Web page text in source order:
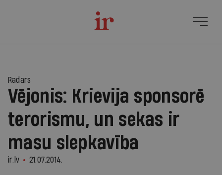
Radars
Vējonis: Krievija sponsorē
terorismu, un sekas ir
masu slepkavība
ir.lv 21.07.2014.